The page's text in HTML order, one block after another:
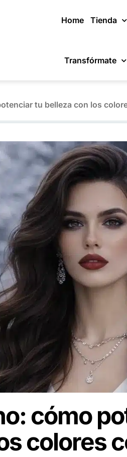
Home Tienda
Transfórmate
tu belleza con los
cómo
colores